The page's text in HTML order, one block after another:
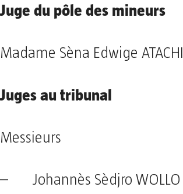
Juge du pôle des mineurs
Madame Sèna Edwige ATACHI
Juges au tribunal
Messieurs
– Johannès Sèdjro WOLLO